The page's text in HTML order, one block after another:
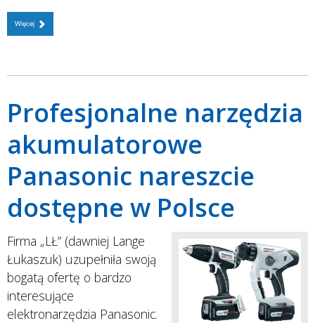
Więcej
Profesjonalne narzędzia
akumulatorowe
Panasonic nareszcie
dostępne w Polsce
Firma „LŁ” (dawniej Lange
Łukaszuk) uzupełniła swoją
bogatą ofertę o bardzo
interesujące
elektronarzędzia Panasonic.